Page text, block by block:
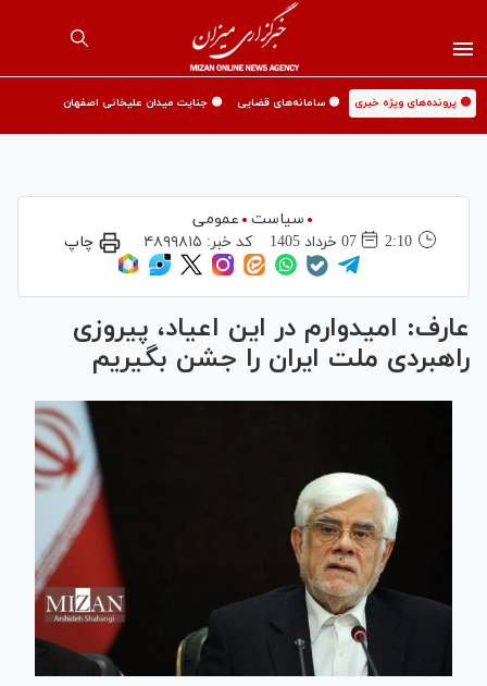
🟡 پرونده‌های ویژه خبری 🟡 سامانه‌های قضایی 🟡 جنایت میدان علیخانی اصفهان
سیاست
عمومی
2:10
07 خرداد 1405 کد خبر: ۴۸۹۹۸۱۵ چاپ
عارف: امیدوارم در این اعیاد، پیروزی
راهبردی ملت ایران را جشن بگیریم